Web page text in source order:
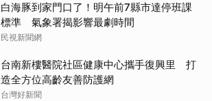
白海豚到家門口了！明午前7縣市達停班課
標準 氣象署揭影響最劇時間
民視新聞網
台南新樓醫院社區健康中心攜手復興里 打
造全方位高齡友善防護網
台灣好新聞